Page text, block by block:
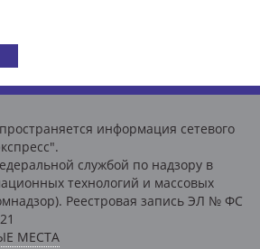
информация сетевого
службой по надзору в
технологий и массовых
Реестровая запись ЭЛ № ФС
МЕСТА